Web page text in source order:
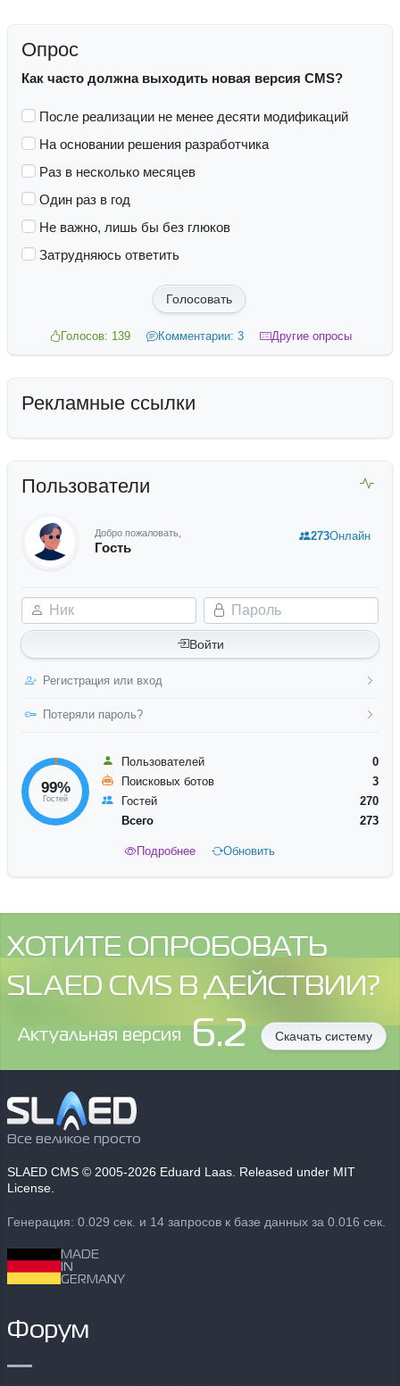
Опрос
Как часто должна выходить новая версия CMS?
После реализации не менее десяти модификаций
На основании решения разработчика
Раз в несколько месяцев
Один раз в год
Не важно, лишь бы без глюков
Затрудняюсь ответить
Голосовать
Голосов: 139 Комментарии: 3 Другие опросы
Рекламные ссылки
Пользователи
Добро пожаловать,
Гость
Ник Пароль
Войти
Регистрация или вход
Потеряли пароль?
273Онлайн
99%
Гостей
Пользователей
0
Поисковых ботов
3
Гостей
270
Всего
273
Подробнее Обновить
ХОТИТЕ ОПРОБОВАТЬ
SLAED CMS В ДЕЙСТВИИ?
Aктуальная версия 6.2 Скачать систему
Все великое просто
SLAED CMS © 2005-2026 Eduard Laas. Released under MIT
License.
Генерация: 0.029 сек. и 14 запросов к базе данных за 0.016 сек.
MADE
IN
GERMANY
Форум